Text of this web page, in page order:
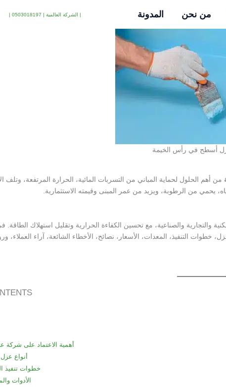
من نحن المدونة البحث
| الشركة العالمية | 0503018197 |
أسطح في رأس الخيمة
من أهم الحلول لحماية المباني من التسربات المائية، الحرارة المرتفعة،
يحمي من الرطوبة، ويزيد من عمر المبنى وقيمته الاستثمارية.
والصناعية، مع تحسين الكفاءة الحرارية وتقليل استهلاك الطاقة.
خطوات التنفيذ، المعدات، الأسعار، نصائح، الأخطاء الشائعة، آراء العملاء،
أهمية الاعتماد على
أنواع
خطوات تنفيذ
الأدوات